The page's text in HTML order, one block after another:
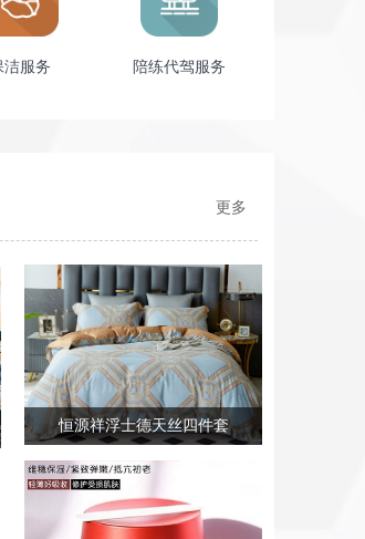
洁服务 陪练代驾服务
更多
恒源祥浮士德天丝四件套